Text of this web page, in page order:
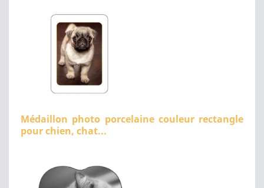
Médaillon photo porcelaine couleur rectangle
pour chien, chat...